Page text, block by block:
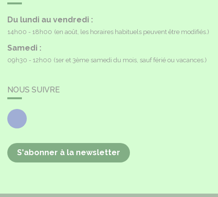
Du lundi au vendredi :
14h00 - 18h00 (en août, les horaires habituels peuvent être modifiés.)
Samedi :
09h30 - 12h00 (1er et 3ème samedi du mois, sauf férié ou vacances.)
NOUS SUIVRE
Facebook
S'abonner à la newsletter